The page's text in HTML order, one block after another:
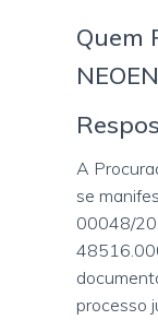
Quem
A
se
00048/
processo